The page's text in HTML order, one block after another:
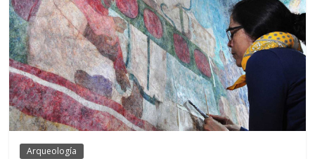
Arqueología